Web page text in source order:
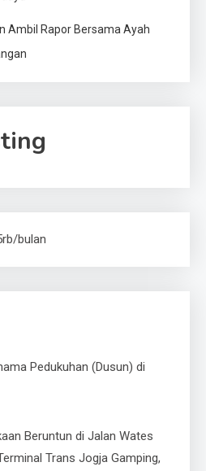
Ambil Rapor Bersama Ayah
bulan
Pedukuhan (Dusun) di
Beruntun di Jalan Wates
Trans Jogja Gamping,